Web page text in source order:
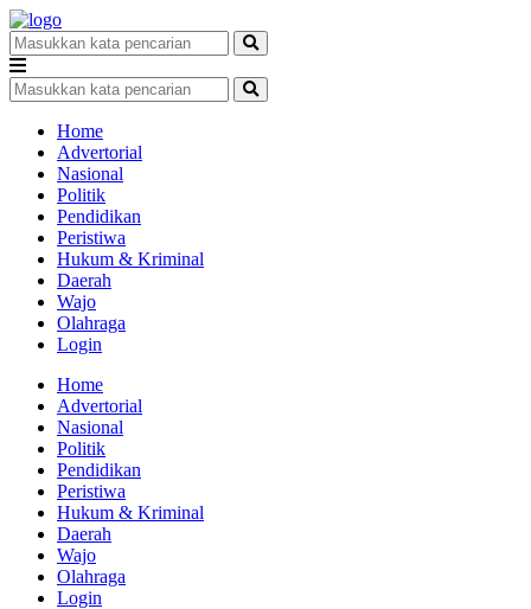
Home
Advertorial
Nasional
Politik
Pendidikan
Peristiwa
Hukum & Kriminal
Daerah
Wajo
Olahraga
Login
Home
Advertorial
Nasional
Politik
Pendidikan
Peristiwa
Hukum & Kriminal
Daerah
Wajo
Olahraga
Login